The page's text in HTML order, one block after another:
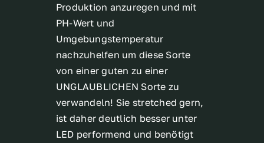
Produktion anzuregen und mit
PH-Wert und
Umgebungstemperatur
nachzuhelfen um diese Sorte
von einer guten zu einer
UNGLAUBLICHEN Sorte zu
verwandeln! Sie stretched gern,
ist daher deutlich besser unter
LED performend und benötigt